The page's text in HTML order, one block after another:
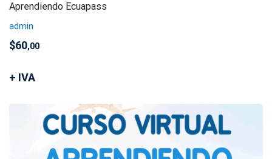
Aprendiendo Ecuapass
admin
$60,00
+ IVA